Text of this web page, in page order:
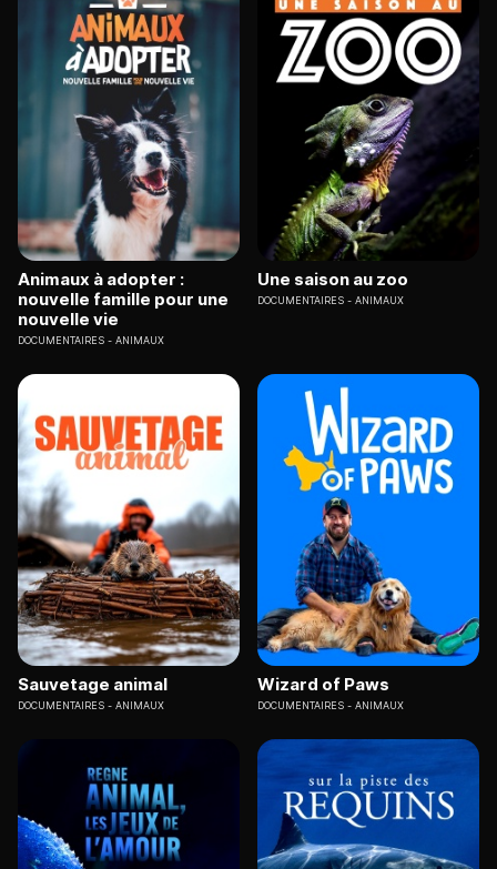
Animaux à adopter :
nouvelle famille pour une
nouvelle vie
DOCUMENTAIRES ANIMAUX
Une saison au zoo
DOCUMENTAIRES ANIMAUX
Sauvetage animal
DOCUMENTAIRES ANIMAUX
Wizard of Paws
DOCUMENTAIRES ANIMAUX